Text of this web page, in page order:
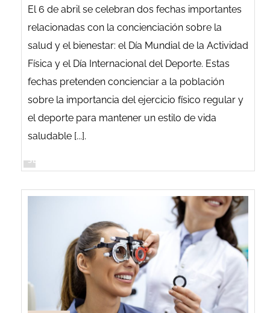
El 6 de abril se celebran dos fechas importantes
relacionadas con la concienciación sobre la
salud y el bienestar: el Día Mundial de la Actividad
Física y el Día Internacional del Deporte. Estas
fechas pretenden concienciar a la población
sobre la importancia del ejercicio físico regular y
el deporte para mantener un estilo de vida
saludable [...].
SEGUIR LEYENDO